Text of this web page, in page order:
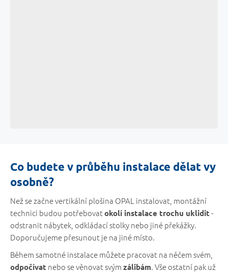
Co budete v průběhu instalace dělat vy
osobně?
Než se začne vertikální plošina OPAL instalovat, montážní
technici budou potřebovatokolí instalace trochu uklidit -
odstranit nábytek, odkládací stolky nebo jiné překážky.
Doporučujeme přesunout je na jiné místo.
Během samotné instalace můžete pracovat na něčem svém,
odpočívat nebo se věnovat svým zálibám. Vše ostatní pak už